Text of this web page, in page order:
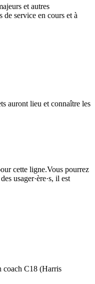
et autres
service en cours et à
auront lieu et connaître les
cette ligne.Vous pourrez
usager·ère·s, il est
coach C18 (Harris